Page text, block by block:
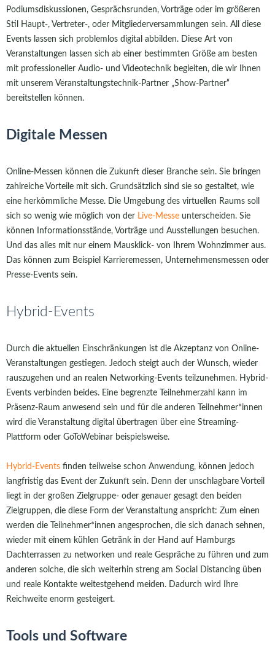
Podiumsdiskussionen, Gesprächsrunden, Vorträge oder im größeren
Stil Haupt-, Vertreter-, oder Mitgliederversammlungen sein. All diese
Events lassen sich problemlos digital abbilden. Diese Art von
Veranstaltungen lassen sich ab einer bestimmten Größe am besten
mit professioneller Audio- und Videotechnik begleiten, die wir Ihnen
mit unserem Veranstaltungstechnik-Partner „Show-Partner“
bereitstellen können.
Digitale Messen
Online-Messen können die Zukunft dieser Branche sein. Sie bringen
zahlreiche Vorteile mit sich. Grundsätzlich sind sie so gestaltet, wie
eine herkömmliche Messe. Die Umgebung des virtuellen Raums soll
sich so wenig wie möglich von der Live-Messe unterscheiden. Sie
können Informationsstände, Vorträge und Ausstellungen besuchen.
Und das alles mit nur einem Mausklick- von Ihrem Wohnzimmer aus.
Das können zum Beispiel Karrieremessen, Unternehmensmessen oder
Presse-Events sein.
Hybrid-Events
Durch die aktuellen Einschränkungen ist die Akzeptanz von Online-
Veranstaltungen gestiegen. Jedoch steigt auch der Wunsch, wieder
rauszugehen und an realen Networking-Events teilzunehmen. Hybrid-
Events verbinden beides. Eine begrenzte Teilnehmerzahl kann im
Präsenz-Raum anwesend sein und für die anderen Teilnehmer*innen
wird die Veranstaltung digital übertragen über eine Streaming-
Plattform oder GoToWebinar beispielsweise.
Hybrid-Events finden teilweise schon Anwendung, können jedoch
langfristig das Event der Zukunft sein. Denn der unschlagbare Vorteil
liegt in der großen Zielgruppe- oder genauer gesagt den beiden
Zielgruppen, die diese Form der Veranstaltung anspricht: Zum einen
werden die Teilnehmer*innen angesprochen, die sich danach sehnen,
wieder mit einem kühlen Getränk in der Hand auf Hamburgs
Dachterrassen zu networken und reale Gespräche zu führen und zum
anderen solche, die sich weiterhin streng am Social Distancing üben
und reale Kontakte weitestgehend meiden. Dadurch wird Ihre
Reichweite enorm gesteigert.
Tools und Software